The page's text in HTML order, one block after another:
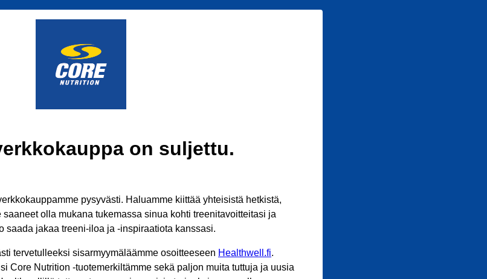
on suljettu.
pysyvästi. Haluamme kiittää yhteisistä hetkistä,
saaneet olla mukana tukemassa sinua kohti treenitavoitteitasi ja
saada jakaa treeni-iloa ja -inspiraatiota kanssasi.
tervetulleeksi sisarmyymäläämme osoitteeseen Healthwell.fi.
Core Nutrition -tuotemerkiltämme sekä paljon muita tuttuja ja uusia